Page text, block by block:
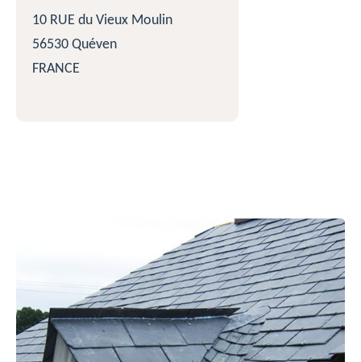
10 RUE du Vieux Moulin
56530 Quéven
FRANCE